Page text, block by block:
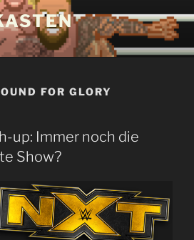
FOR GLORY
up: Immer noch die
Show?